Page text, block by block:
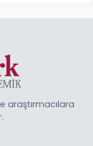
araştırmacılara